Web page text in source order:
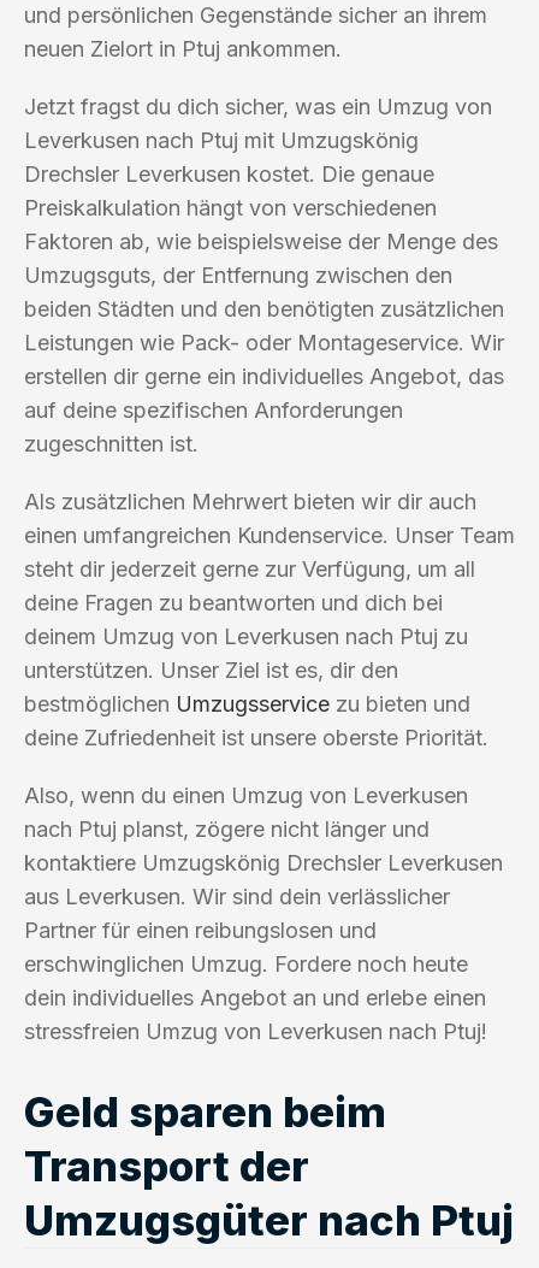
und persönlichen Gegenstände sicher an ihrem
neuen Zielort in Ptuj ankommen.
Jetzt fragst du dich sicher, was ein Umzug von
Leverkusen nach Ptuj mit Umzugskönig
Drechsler Leverkusen kostet. Die genaue
Preiskalkulation hängt von verschiedenen
Faktoren ab, wie beispielsweise der Menge des
Umzugsguts, der Entfernung zwischen den
beiden Städten und den benötigten zusätzlichen
Leistungen wie Pack- oder Montageservice. Wir
erstellen dir gerne ein individuelles Angebot, das
auf deine spezifischen Anforderungen
zugeschnitten ist.
Als zusätzlichen Mehrwert bieten wir dir auch
einen umfangreichen Kundenservice. Unser Team
steht dir jederzeit gerne zur Verfügung, um all
deine Fragen zu beantworten und dich bei
deinem Umzug von Leverkusen nach Ptuj zu
unterstützen. Unser Ziel ist es, dir den
bestmöglichen Umzugsservice zu bieten und
deine Zufriedenheit ist unsere oberste Priorität.
Also, wenn du einen Umzug von Leverkusen
nach Ptuj planst, zögere nicht länger und
kontaktiere Umzugskönig Drechsler Leverkusen
aus Leverkusen. Wir sind dein verlässlicher
Partner für einen reibungslosen und
erschwinglichen Umzug. Fordere noch heute
dein individuelles Angebot an und erlebe einen
stressfreien Umzug von Leverkusen nach Ptuj!
Geld sparen beim
Transport der
Umzugsgüter nach Ptuj